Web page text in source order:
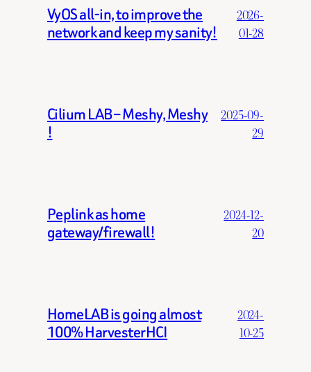
VyOS all-in, to improve the
network and keep my sanity!
2026-
01-28
Cilium LAB – Meshy, Meshy
!
2025-09-
29
Peplink as home
gateway/firewall!
2024-12-
20
HomeLAB is going almost
100% HarvesterHCI
2024-
10-25